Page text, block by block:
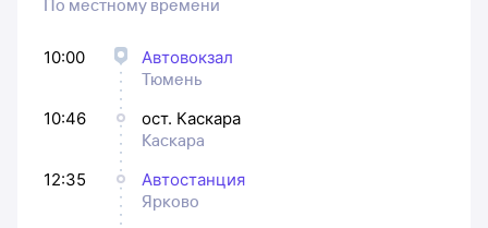
По местному времени
10:00
Автовокзал
Тюмень
10:46
ост. Каскара
Каскара
12:35
Автостанция
Ярково